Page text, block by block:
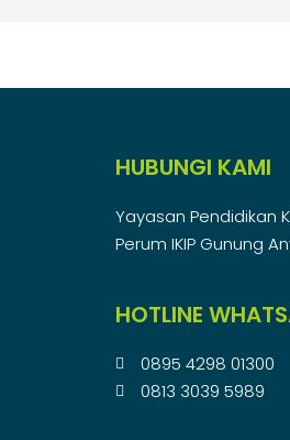
HUBUNGI KAMI
Yayasan Pendidikan
Perum IKIP Gunung
HOTLINE
0895 4298 01300
0813 3039 5989